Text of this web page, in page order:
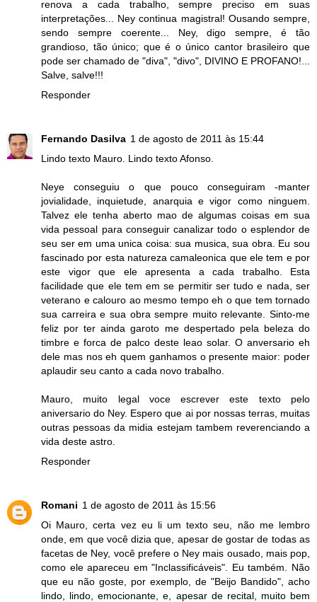
renova a cada trabalho, sempre preciso em suas
interpretações... Ney continua magistral! Ousando sempre,
sendo sempre coerente... Ney, digo sempre, é tão
grandioso, tão único; que é o único cantor brasileiro que
pode ser chamado de "diva", "divo", DIVINO E PROFANO!...
Salve, salve!!!
Responder
Fernando Dasilva 1 de agosto de 2011 às 15:44
Lindo texto Mauro. Lindo texto Afonso.
Neye conseguiu o que pouco conseguiram -manter
jovialidade, inquietude, anarquia e vigor como ninguem.
Talvez ele tenha aberto mao de algumas coisas em sua
vida pessoal para conseguir canalizar todo o esplendor de
seu ser em uma unica coisa: sua musica, sua obra. Eu sou
fascinado por esta natureza camaleonica que ele tem e por
este vigor que ele apresenta a cada trabalho. Esta
facilidade que ele tem em se permitir ser tudo e nada, ser
veterano e calouro ao mesmo tempo eh o que tem tornado
sua carreira e sua obra sempre muito relevante. Sinto-me
feliz por ter ainda garoto me despertado pela beleza do
timbre e forca de palco deste leao solar. O anversario eh
dele mas nos eh quem ganhamos o presente maior: poder
aplaudir seu canto a cada novo trabalho.
Mauro, muito legal voce escrever este texto pelo
aniversario do Ney. Espero que ai por nossas terras, muitas
outras pessoas da midia estejam tambem reverenciando a
vida deste astro.
Responder
Romani 1 de agosto de 2011 às 15:56
Oi Mauro, certa vez eu li um texto seu, não me lembro
onde, em que você dizia que, apesar de gostar de todas as
facetas de Ney, você prefere o Ney mais ousado, mais pop,
como ele apareceu em "Inclassificáveis". Eu também. Não
que eu não goste, por exemplo, de "Beijo Bandido", acho
lindo, lindo, emocionante, e, apesar de recital, muito bem